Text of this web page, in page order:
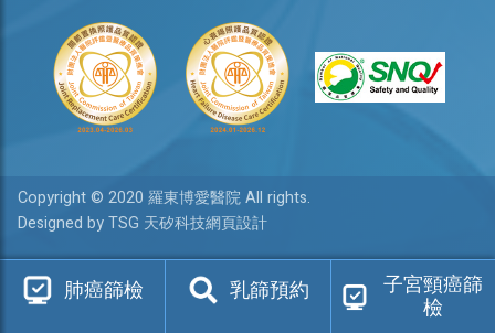
Copyright © 2020 羅東博愛醫院 All rights.
Designed by TSG 天矽科技網頁設計
肺癌篩檢 乳篩預約 子宮頸癌篩
檢